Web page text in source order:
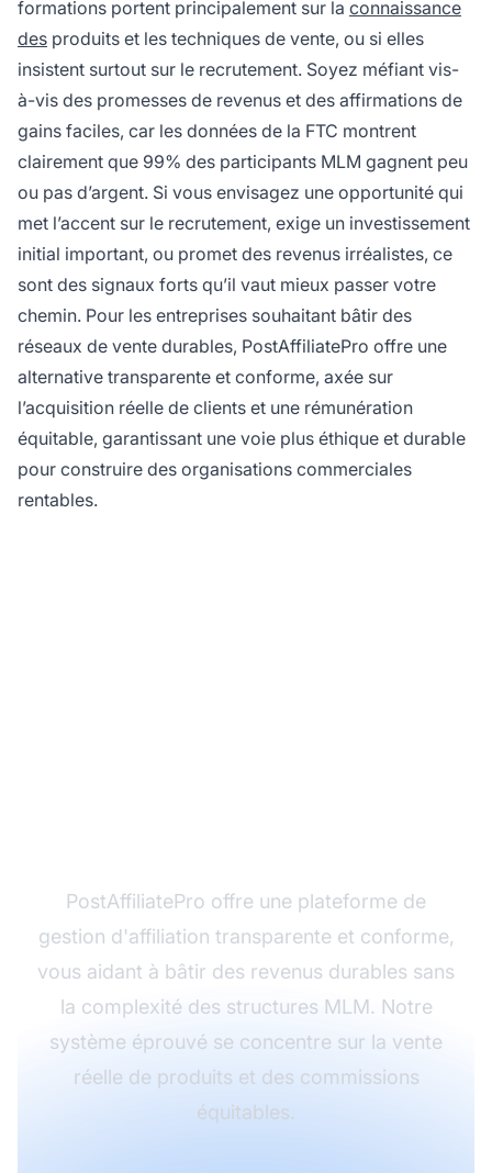
formations portent principalement sur la connaissance
des produits et les techniques de vente, ou si elles
insistent surtout sur le recrutement. Soyez méfiant vis-
à-vis des promesses de revenus et des affirmations de
gains faciles, car les données de la FTC montrent
clairement que 99% des participants MLM gagnent peu
ou pas d’argent. Si vous envisagez une opportunité qui
met l’accent sur le recrutement, exige un investissement
initial important, ou promet des revenus irréalistes, ce
sont des signaux forts qu’il vaut mieux passer votre
chemin. Pour les entreprises souhaitant bâtir des
réseaux de vente durables, PostAffiliatePro offre une
alternative transparente et conforme, axée sur
l’acquisition réelle de clients et une rémunération
équitable, garantissant une voie plus éthique et durable
pour construire des organisations commerciales
rentables.
PostAffiliatePro offre une plateforme de
gestion d'affiliation transparente et conforme,
vous aidant à bâtir des revenus durables sans
la complexité des structures MLM. Notre
système éprouvé se concentre sur la vente
réelle de produits et des commissions
équitables.